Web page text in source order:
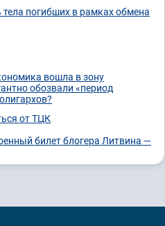
погибших в рамках обмена
вошла в зону
обозвали «период
от ТЦК
билет блогера Литвина —